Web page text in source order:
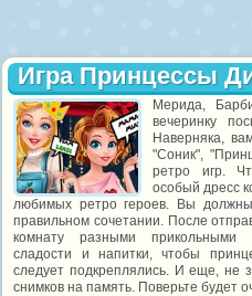
Игра Принцессы
Мерида,
вечеринку
Наверняка,
"Соник",
ретро игр.
особый дресс
любимых ретро героев. Вы
правильном сочетании. После
комнату разными прикольными
сладости и напитки, чтобы
следует подкреплялись. И еще, не
снимков на память. Поверьте будет